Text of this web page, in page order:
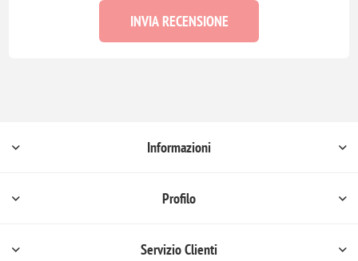
INVIA RECENSIONE
Informazioni
Profilo
Servizio Clienti